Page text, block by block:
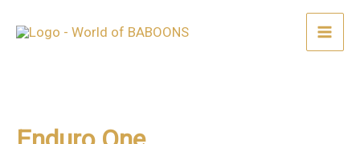
Inhalt